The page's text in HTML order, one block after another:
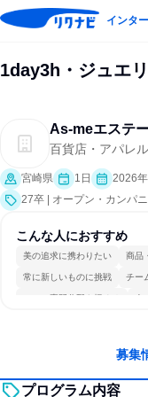
インタ
1day3h・ジュエ
As‐meエステ
百貨店・アパレ
宮崎県 1日
2026
27卒 | オープン・カンパ
こんな人におすすめ
美の追求に携わりたい 商品
常に新しいものに挑戦 チー
一つの専門分野を極める 人
募集
プログラム内容